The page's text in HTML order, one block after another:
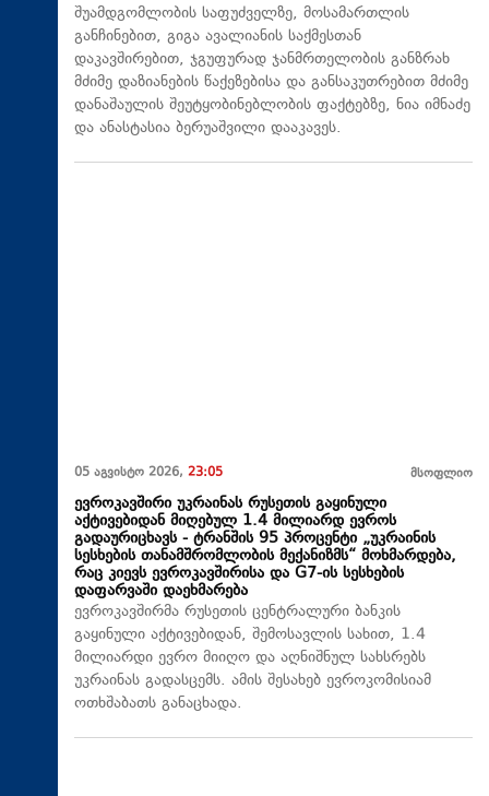
შუამდგომლობის საფუძველზე, მოსამართლის
განჩინებით, გიგა ავალიანის საქმესთან
დაკავშირებით, ჯგუფურად ჯანმრთელობის განზრახ
მძიმე დაზიანების წაქეზებისა და განსაკუთრებით მძიმე
დანაშაულის შეუტყობინებლობის ფაქტებზე, ნია იმნაძე
და ანასტასია ბერუაშვილი დააკავეს.
05 აგვისტო 2026, 23:05 მსოფლიო
ევროკავშირი უკრაინას რუსეთის გაყინული
აქტივებიდან მიღებულ 1.4 მილიარდ ევროს
გადაურიცხავს - ტრანშის 95 პროცენტი „უკრაინის
სესხების თანამშრომლობის მექანიზმს“ მოხმარდება,
რაც კიევს ევროკავშირისა და G7-ის სესხების
დაფარვაში დაეხმარება
ევროკავშირმა რუსეთის ცენტრალური ბანკის
გაყინული აქტივებიდან, შემოსავლის სახით, 1.4
მილიარდი ევრო მიიღო და აღნიშნულ სახსრებს
უკრაინას გადასცემს. ამის შესახებ ევროკომისიამ
ოთხშაბათს განაცხადა.